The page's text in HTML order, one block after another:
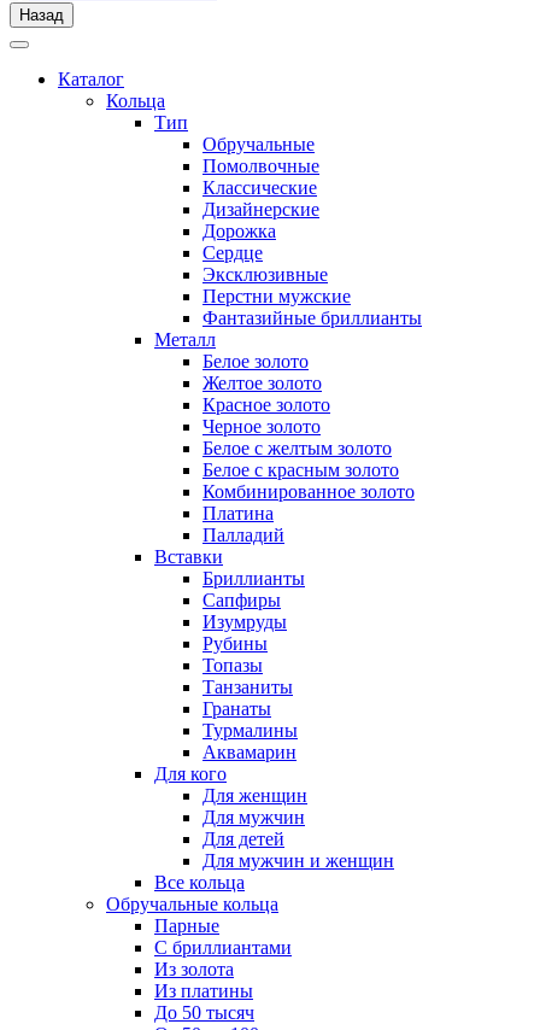
Назад
Каталог
Кольца
Тип
Обручальные
Помолвочные
Классические
Дизайнерские
Дорожка
Сердце
Эксклюзивные
Перстни мужские
Фантазийные бриллианты
Металл
Белое золото
Желтое золото
Красное золото
Черное золото
Белое с желтым золото
Белое с красным золото
Комбинированное золото
Платина
Палладий
Вставки
Бриллианты
Сапфиры
Изумруды
Рубины
Топазы
Танзаниты
Гранаты
Турмалины
Аквамарин
Для кого
Для женщин
Для мужчин
Для детей
Для мужчин и женщин
Все кольца
Обручальные кольца
Парные
С бриллиантами
Из золота
Из платины
До 50 тысяч